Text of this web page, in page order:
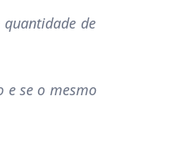
de
e se o mesmo